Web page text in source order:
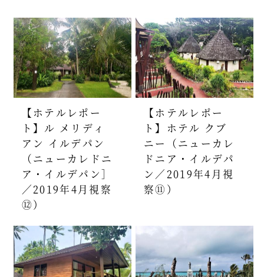
【ホテルレポー
ト】ル メリディ
アン イルデパン
（ニューカレドニ
ア・イルデパン］
／2019年4月視察
⑫）
【ホテルレポー
ト】ホテル クブ
ニー（ニューカレ
ドニア・イルデパ
ン／2019年4月視
察⑪）